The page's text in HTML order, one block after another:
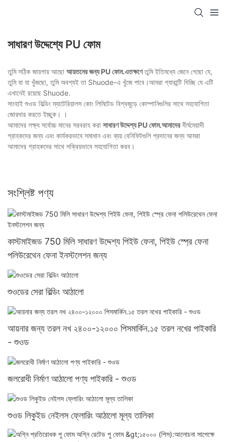
সাধারণ উদ্দেশ্যে PU ফোম
তুমি সঠিক জায়গায় আছো আয়তনের জন্য PU ফোম.এতক্ষণেতুমি ইতিমধ্যে জেনে গেছো যে,
তুমি যা যা খুঁজছো, তুমি অবশ্যই তা Shuode-এ খুঁজে পাবে।আমরা গ্যারান্টি দিচ্ছি যে এটি
এখানেই রয়েছে Shuode.
সাংহাই শুওড বিল্ডিং ম্যাটেরিয়ালস কোং লিমিটেড বিশ্বজুড়ে কোম্পানিগুলির সাথে সহযোগিতা
জোরদার করতে ইচ্ছুক। ।
আমাদের লক্ষ্য সর্বোচ্চ মানের সরবরাহ করা সাধারণ উদ্দেশ্য PU ফোম.আমাদেরদীর্ঘমেয়াদী
গ্রাহকদের জন্য এবং কার্যকরভাবে সমাধান এবং ব্যয় বেনিফিটগুলি প্রদানের জন্য আমরা
আমাদের গ্রাহকদের সাথে সক্রিয়ভাবে সহযোগিতা করব।
সংশ্লিষ্ট পণ্য
কাস্টমাইজড 750 মিলি সাধারণ উদ্দেশ্য পিইউ ফেনা, পিইউ স্প্রে ফেনা
পলিউরেথেন ফেনা ইনস্টলেশন জন্য
শুওডের সেরা বিল্ডিং আঠালো
আয়নার জন্য তরল নখ ২৪০০-১২০০০ পিসমার্কিন.১৫ তরল নখের পাইকারি
- শুওড
জলরোধী নির্মাণ আঠালো পণ্য পাইকারি - শুওড
শুওড লিকুইড নেইলস ফ্লোরিং আঠালো মূল্য তালিকা